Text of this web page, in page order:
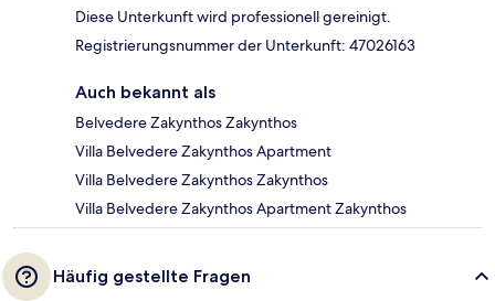
Diese Unterkunft wird professionell gereinigt.
Registrierungsnummer der Unterkunft: 47026163
Auch bekannt als
Belvedere Zakynthos Zakynthos
Villa Belvedere Zakynthos Apartment
Villa Belvedere Zakynthos Zakynthos
Villa Belvedere Zakynthos Apartment Zakynthos
Häufig gestellte Fragen